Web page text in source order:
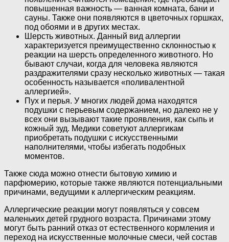
повышенная важность — ванная комната, бани и
сауны. Также они появляются в цветочных горшках,
под обоями и в других местах.
Шерсть животных. Данный вид аллергии
характеризуется преимущественно склонностью к
реакции на шерсть определенного животного. Но
бывают случаи, когда для человека являются
раздражителями сразу несколько животных — такая
особенность называется «поливалентной
аллергией».
Пух и перья. У многих людей дома находятся
подушки с перьевым содержанием, но далеко не у
всех они вызывают такие проявления, как сыпь и
кожный зуд. Медики советуют аллергикам
приобретать подушки с искусственными
наполнителями, чтобы избегать подобных
моментов.
Также сюда можно отнести бытовую химию и
парфюмерию, которые также являются потенциальными
причинами, ведущими к аллергическим реакциям.
Аллергические реакции могут появляться у совсем
маленьких детей грудного возраста. Причинами этому
могут быть ранний отказ от естественного кормления и
переход на искусственные молочные смеси, чей состав